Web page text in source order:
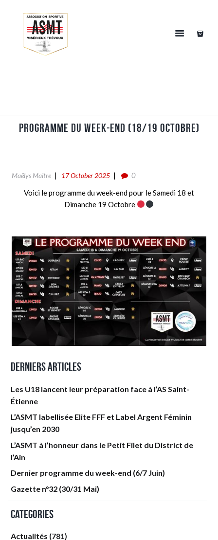
PROGRAMME DU WEEK-END (18/19 OCTOBRE)
Maëlys Maitre 17 October 2025
0
Voici le programme du week-end pour le Samedi 18 et
Dimanche 19 Octobre
Derniers articles
Les U18 lancent leur préparation face à l’AS Saint-
Étienne
L’ASMT labellisée Elite FFF et Label Argent Féminin
jusqu’en 2030
L’ASMT à l’honneur dans le Petit Filet du District de
l’Ain
Dernier programme du week-end (6/7 Juin)
Gazette n°32 (30/31 Mai)
Categories
Actualités (781)